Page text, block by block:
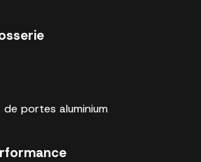
portes aluminium